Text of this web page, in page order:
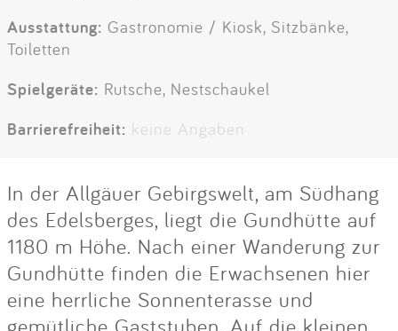
Ausstattung: Gastronomie / Kiosk, Sitzbänke,
Toiletten
Spielgeräte: Rutsche, Nestschaukel
Barrierefreiheit: keine Angaben
In der Allgäuer Gebirgswelt, am Südhang
des Edelsberges, liegt die Gundhütte auf
1180 m Höhe. Nach einer Wanderung zur
Gundhütte finden die Erwachsenen hier
eine herrliche Sonnenterasse und
gemütliche Gaststuben. Auf die kleinen